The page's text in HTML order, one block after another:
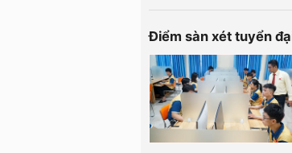
Điểm sàn xét tuyển